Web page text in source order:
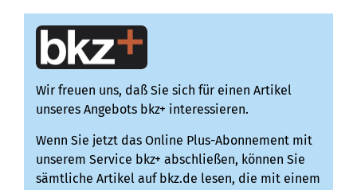
Wir freuen uns, daß Sie sich für einen Artikel
unseres Angebots bkz+ interessieren.
Wenn Sie jetzt das Online Plus-Abonnement mit
unserem Service bkz+ abschließen, können Sie
sämtliche Artikel auf bkz.de lesen, die mit einem